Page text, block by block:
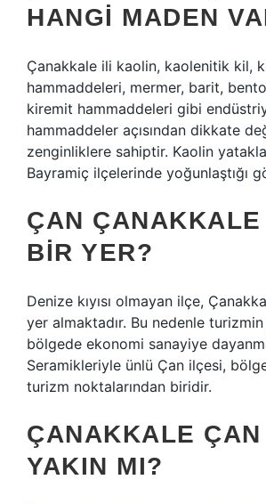
HANGI MADEN
Çanakkale ili kaolin, kaolenitik kil,
hammaddeleri, mermer, barit,
kiremit hammaddeleri gibi
hammaddeler açısından dikkate
zenginliklere sahiptir. Kaolin
Bayramiç ilçelerinde yoğunlaştığı
ÇAN
BIR YER?
Denize kıyısı olmayan ilçe,
yer almaktadır. Bu nedenle
bölgede ekonomi sanayiye
Seramikleriyle ünlü Çan ilçesi,
turizm noktalarından biridir.
ÇANAKKALE
YAKIN MI?